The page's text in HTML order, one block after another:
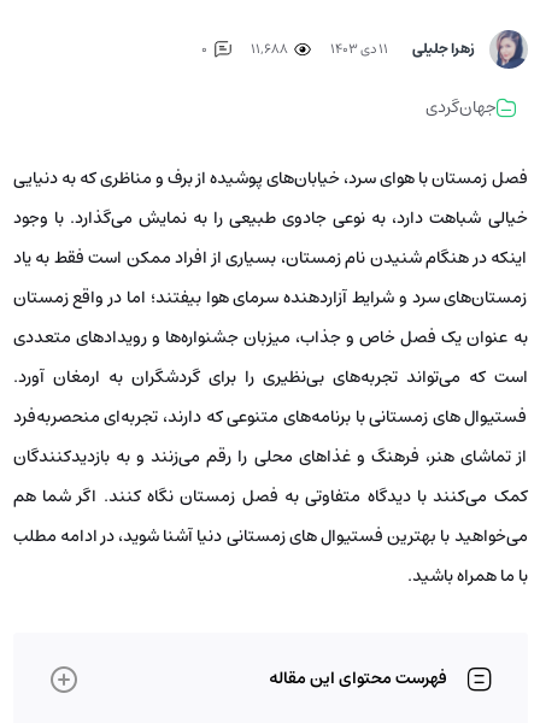
زهرا جلیلی ۱۱ دی ۱۴۰۳ 11,688
جهان‌گردی
فصل زمستان با هوای سرد، خیابان‌های پوشیده از برف و مناظری که به دنیایی
خیالی شباهت دارد، به نوعی جادوی طبیعی را به نمایش می‌گذارد. با وجود
اینکه در هنگام شنیدن نام زمستان، بسیاری از افراد ممکن است فقط به یاد
زمستان‌های سرد و شرایط آزاردهنده سرمای هوا بیفتند؛ اما در واقع زمستان
به عنوان یک فصل خاص و جذاب، میزبان جشنواره‌ها و رویدادهای متعددی
است که می‌تواند تجربه‌های بی‌نظیری را برای گردشگران به ارمغان آورد.
فستیوال های زمستانی با برنامه‌های متنوعی که دارند، تجربه‌ای منحصربه‌فرد
از تماشای هنر، فرهنگ و غذاهای محلی را رقم می‌زنند و به بازدیدکنندگان
کمک می‌کنند با دیدگاه متفاوتی به فصل زمستان نگاه کنند. اگر شما هم
می‌خواهید با بهترین فستیوال های زمستانی دنیا آشنا شوید، در ادامه مطلب
با ما همراه باشید.
فهرست محتوای این مقاله